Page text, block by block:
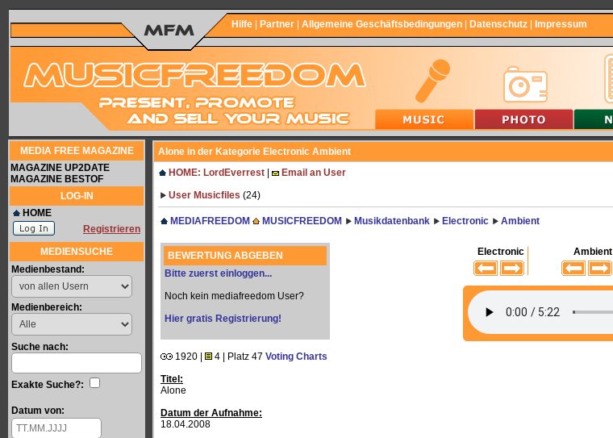
Hilfe Partner Allgemeine Geschäftsbedingungen Datenschutz Impressum
MEDIA FREE MAGAZINE
MAGAZINE UP2DATE
MAGAZINE BESTOF
LOG-IN
HOME
Registrieren
MEDIENSUCHE
Medienbestand:
Medienbereich:
Suche nach:
Exakte Suche?:
Datum von:
Alone in der Kategorie Electronic Ambient
HOME: LordEverrest
Email an User
User Musicfiles (24)
MEDIAFREEDOM MUSICFREEDOM Musikdatenbank Electronic Ambient
BEWERTUNG ABGEBEN
Bitte zuerst einloggen...
Noch kein mediafreedom User?
Hier gratis Registrierung!
1920 | 4 | Platz 47 Voting Charts
Titel:
Alone
Datum der Aufnahme:
18.04.2008
Electronic Ambient